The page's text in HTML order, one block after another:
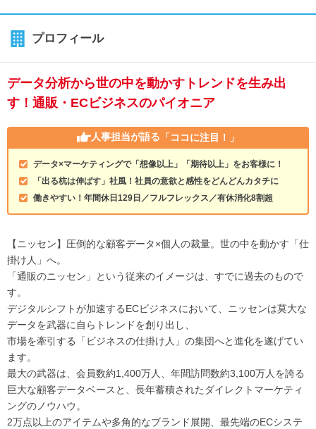
プロフィール
データ分析から世の中を動かすトレンドを生み出
す！通販・ECビジネスのパイオニア
人事担当が語る 「ココに注目！」
データ×マーケティングで「想像以上」「期待以上」をお客様に！
「出る杭は伸ばす」社風！社員の意欲と感性をどんどんカタチに
働きやすい！年間休日129日／フルフレックス／有休消化8割超
【ニッセン】圧倒的な顧客データ×個人の裁量。世の中を動かす「仕
掛け人」へ。
「通販のニッセン」という従来のイメージは、すでに過去のもので
す。
デジタルシフトが加速するECビジネスにおいて、ニッセンは莫大な
データを武器に自らトレンドを創り出し、
市場を牽引する「ビジネスの仕掛け人」の集団へと進化を遂げてい
ます。
最大の武器は、会員数約1,400万人、年間訪問数約3,100万人を誇る
巨大な顧客データベースと、長年蓄積されたダイレクトマーケティ
ングのノウハウ。
2万点以上のアイテムや多角的なブランド展開、最先端のECシステ